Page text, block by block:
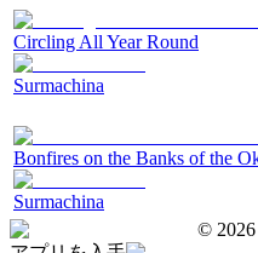
Circling All Year Round
Surmachina
Bonfires on the Banks of the
Surmachina
© 2026